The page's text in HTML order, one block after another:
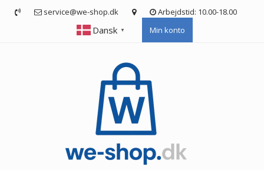
service@we-shop.dk Arbejdstid: 10.00-18.00
Dansk ▼ Min konto